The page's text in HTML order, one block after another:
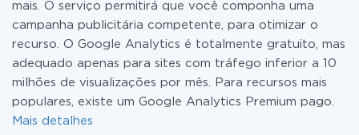
mais. O serviço permitirá que você componha uma
campanha publicitária competente, para otimizar o
recurso. O Google Analytics é totalmente gratuito, mas
adequado apenas para sites com tráfego inferior a 10
milhões de visualizações por mês. Para recursos mais
populares, existe um Google Analytics Premium pago.
Mais detalhes